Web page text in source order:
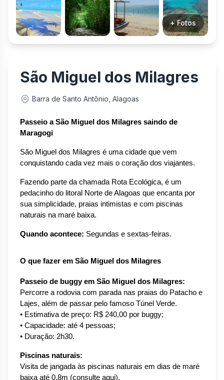
+ Fotos
São Miguel dos Milagres
Barra de Santo Antônio, Alagoas
Passeio a São Miguel dos Milagres saindo de
Maragogi
São Miguel dos Milagres é uma cidade que vem
conquistando cada vez mais o coração dos viajantes.
Fazendo parte da chamada Rota Ecológica, é um
pedacinho do litoral Norte de Alagoas que encanta por
sua simplicidade, praias intimistas e com piscinas
naturais na maré baixa.
Quando acontece: Segundas e sextas-feiras.
O que fazer em São Miguel dos Milagres
Passeio de buggy em São Miguel dos Milagres:
Percorre a rodovia com parada nas praias do Patacho e
Lajes, além de passar pelo famoso Túnel Verde.
• Estimativa de preço: R$ 240,00 por buggy;
• Capacidade: até 4 pessoas;
• Duração: 2h30.
Piscinas naturais:
Visita de jangada às piscinas naturais em dias de maré
baixa até 0,8m (consulte aqui).